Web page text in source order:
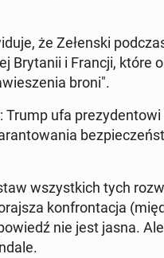
że Ze­łen­ski
Bry­ta­nii i Francji, które
broni".
Trump ufa
wszyst­kich tych
kon­fron­ta­cja
nie jest jasna.